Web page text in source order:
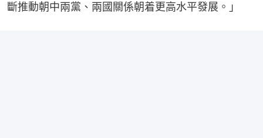
斷推動朝中兩黨、兩國關係朝着更高水平發展。」